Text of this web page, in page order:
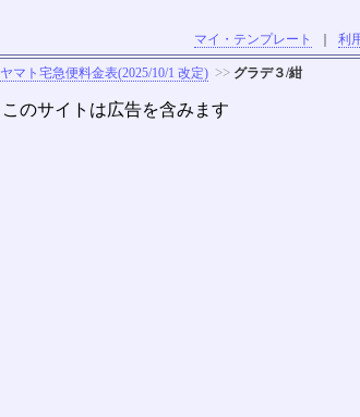
マイ・テンプレート 利
ヤマト宅急便料金表(2025/10/1 改定) >> グラデ３/紺
このサイトは広告を含みます